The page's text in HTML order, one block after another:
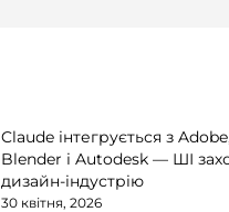
Claude інтегрується з
Blender і Autodesk — ШІ
дизайн-індустрію
30 квітня, 2026